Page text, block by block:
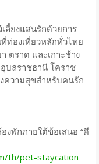
ลี้ยงแสนรักด้วยการ
ท่องเที่ยวหลักทั่วไทย
ตราด และเกาะช้าง
บลราชธานี โคราช
ความสุขสำหรับคนรัก
งพักภายใต้ข้อเสนอ “ดี
th/pet-staycation